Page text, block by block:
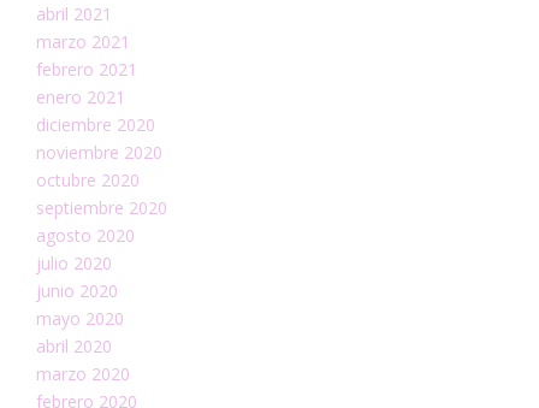
abril 2021
marzo 2021
febrero 2021
enero 2021
diciembre 2020
noviembre 2020
octubre 2020
septiembre 2020
agosto 2020
julio 2020
junio 2020
mayo 2020
abril 2020
marzo 2020
febrero 2020